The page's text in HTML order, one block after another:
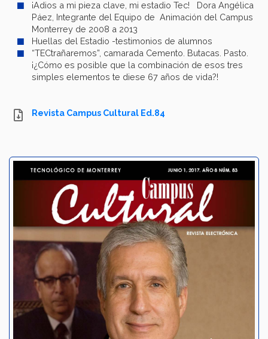
¡Adios a mi pieza clave, mi estadio Tec! Dora Angélica
Páez, Integrante del Equipo de Animación del Campus
Monterrey de 2008 a 2013
Huellas del Estadio -testimonios de alumnos
“TECtrañaremos”, camarada Cemento. Butacas. Pasto.
¡¿Cómo es posible que la combinación de esos tres
simples elementos te diese 67 años de vida?!
Revista Campus Cultural Ed.84